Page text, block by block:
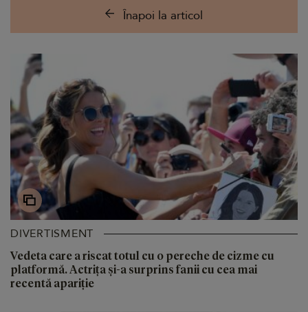
Înapoi la articol
DIVERTISMENT
Vedeta care a riscat totul cu o pereche de cizme cu
platformă. Actrița și-a surprins fanii cu cea mai
recentă apariție